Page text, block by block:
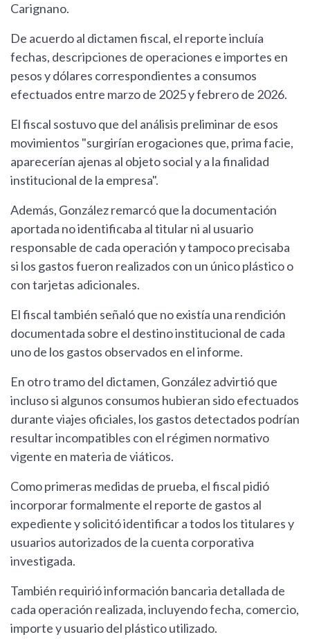
Carignano.
De acuerdo al dictamen fiscal, el reporte incluía
fechas, descripciones de operaciones e importes en
pesos y dólares correspondientes a consumos
efectuados entre marzo de 2025 y febrero de 2026.
El fiscal sostuvo que del análisis preliminar de esos
movimientos "surgirían erogaciones que, prima facie,
aparecerían ajenas al objeto social y a la finalidad
institucional de la empresa".
Además, González remarcó que la documentación
aportada no identificaba al titular ni al usuario
responsable de cada operación y tampoco precisaba
si los gastos fueron realizados con un único plástico o
con tarjetas adicionales.
El fiscal también señaló que no existía una rendición
documentada sobre el destino institucional de cada
uno de los gastos observados en el informe.
En otro tramo del dictamen, González advirtió que
incluso si algunos consumos hubieran sido efectuados
durante viajes oficiales, los gastos detectados podrían
resultar incompatibles con el régimen normativo
vigente en materia de viáticos.
Como primeras medidas de prueba, el fiscal pidió
incorporar formalmente el reporte de gastos al
expediente y solicitó identificar a todos los titulares y
usuarios autorizados de la cuenta corporativa
investigada.
También requirió información bancaria detallada de
cada operación realizada, incluyendo fecha, comercio,
importe y usuario del plástico utilizado.